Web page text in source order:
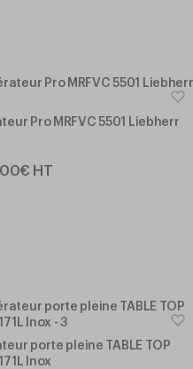
Pro MRFVC 5501 Liebherr
00€ HT
porte pleine TABLE TOP
Inox